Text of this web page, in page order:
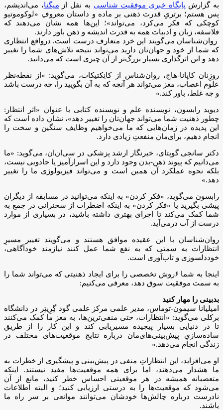
به گزارش پایگاه خبری موفقیت شناسی به نقل از میگنا، می‌اندیشم،
پس هستم؛ برتریِ قدرت ذهنی بر ماده و داستان معروفِ «لوکوموتیو
کوچکی که فکر می‌کرد، می‌تواند»؛ این‌ها همه نشان می‌دهند که
فلاسفه، زبان و ادبیات همه به قدرت اندیشه و ذهن باور دارند.
روان‌شناسان می‌گویند این خرد متعارف درست است. درواقع انتظاری
که شما از خود و جهان‌تان دارید می‌تواند نتیجه تلاش‌های شما را تغییر
دهد و این اثرگذاری بسیار بزرگ‌تر از آن چیزی است که می‌دانید.
روزِنان کاپانا-هاج، روان‌شناس از کانِکتیکات، می‌گوید: «از نقطه‌نظر
علوم اعصاب، مغز می‌تواند هر آنچه که به آن بگویید را، چه درست باشد
و چه غلط، باور کند.»
دیوید رابسون، نویسنده علم و نویسنده کتابی با عنوان «اثر انتظار:
چطور ذهنیت شما می‌تواند جهان‌تان را تغییر دهد»، نشان داده است که
این پدیده در زمان‌هایی که ما می‌خواهیم وظایف سنگین و سخت را
انجام دهیم، برای‌مان منفعتِ زیادی دارد.
دکتر سانجی گوپتای، خبرنگار ارشد پزشکی در سی‌ان‌ان، می‌گوید: «ما
می‌دانیم که پیوند ذهن-بدن وجود دارد و این اسرارآمیز یا جادویی نیست،
بلکه نحوه عملکرد آن همین است و می‌تواند فیزیولوژی ما را تغییر
دهد.»
رابسون می‌گوید، «فکر کردن» به اینکه می‌توانید در مسابقه از دیگران
پیشی بگیرید یا «فکر کردن» به اینکه اضطراب از سخنرانی در جمع به
شما کمک می‌کند تا اجرای بهتری داشته باشید، در بسیاری از موارد
درست از آب درمی‌آید.
روان‌شناسان با این عقیده موافق هستند و می‌گویند تغییر مسیرِ
انتظارات به سمتی که به نفع شما عمل کنند نیازمند خودآگاهی،
خوددلسوزی و تاب‌آوری است.
اینجا به شما ۶‌روش تخصصی را برای ایجاد ذهنیتی که می‌تواند شما را
به سمت موفقیت سوق دهد، معرفی می‌کنیم:
بدبینی را مهار کنید
امیلیانا سیمون-توماس، مدیر علمی مرکز علمی گود گِرِیتِر در دانشگاه
برکلی می‌گوید: «انتظارات، حتی منفی‌ترین‌ها، به مغز ما کمک می‌کنند
تا در دنیایی بسیار پیچیده مسیریابی کند و این کار را از طریق
ساده‌سازیِ پیش‌بینی‌های‌مان درباره نتایج موقعیت‌های مختلف در
زندگی انجام می‌دهد.»
او می‌افزاید، این انتظاراتِ منفی در پیش‌بینی و پیشگیری از خطرات به
ما هشدار می‌دهند، اما برای همه موقعیت‌ها مفید نیستند. اینکه
متعصبانه همیشه در هر موقعیتی احساس خطر کنید، مانع از آن
می‌شود که موقعیت‌ها را به درستی ارزیابی کنید؛ و البته اطلاعات
نادرست درباره چالش‌ها خودشان می‌توانند موانعی بر سر راه ما
باشند.